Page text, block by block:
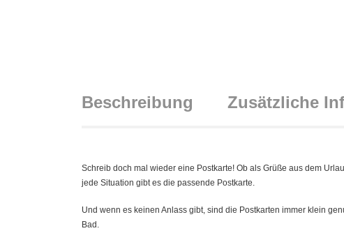
Beschreibung Zusätzliche
Schreib doch mal wieder eine Postkarte! Ob als Grüße aus dem
jede Situation gibt es die passende Postkarte.
Und wenn es keinen Anlass gibt, sind die Postkarten immer klein
Bad.